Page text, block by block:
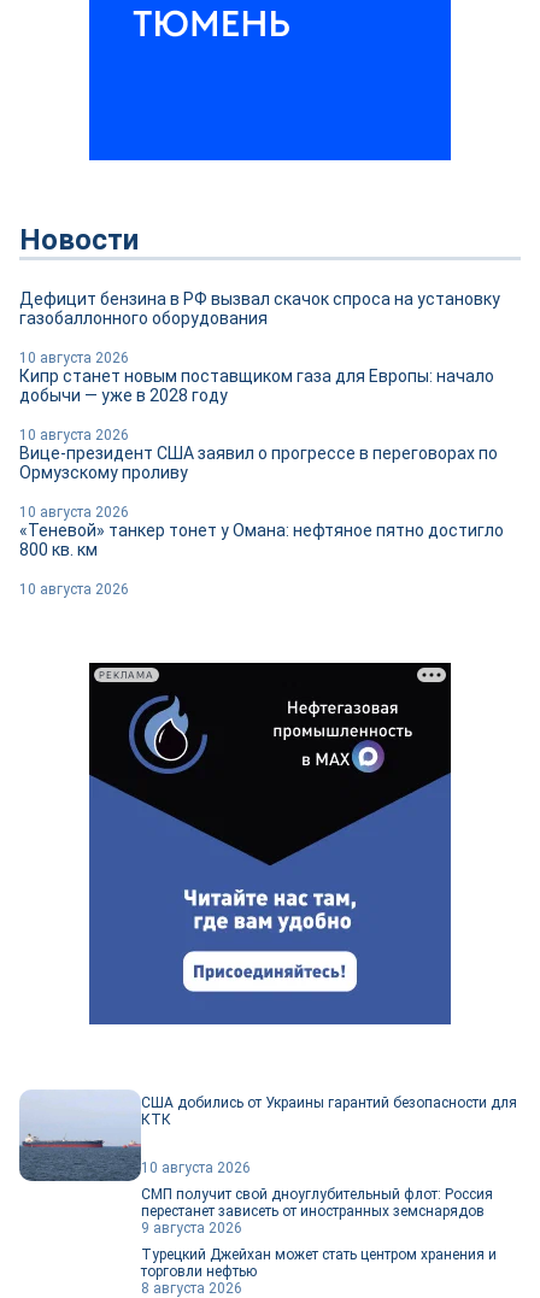
Новости
Дефицит бензина в РФ вызвал скачок спроса на установку
газобаллонного оборудования
10 августа 2026
Кипр станет новым поставщиком газа для Европы: начало
добычи — уже в 2028 году
10 августа 2026
Вице-президент США заявил о прогрессе в переговорах по
Ормузскому проливу
10 августа 2026
«Теневой» танкер тонет у Омана: нефтяное пятно достигло
800 кв. км
10 августа 2026
США добились от Украины гарантий безопасности для
КТК
10 августа 2026
СМП получит свой дноуглубительный флот: Россия
перестанет зависеть от иностранных земснарядов
9 августа 2026
Турецкий Джейхан может стать центром хранения и
торговли нефтью
8 августа 2026
РЕКЛАМА